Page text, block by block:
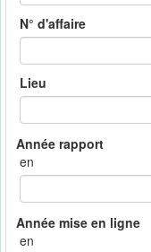
N° d'affaire
Lieu
en
en